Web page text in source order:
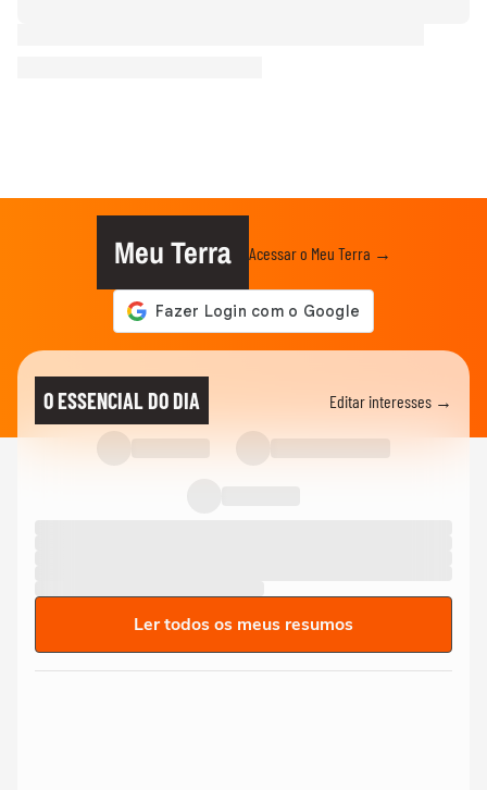
Meu Terra Acessar o Meu Terra →
O ESSENCIAL DO DIA Editar interesses →
Ler todos os meus resumos